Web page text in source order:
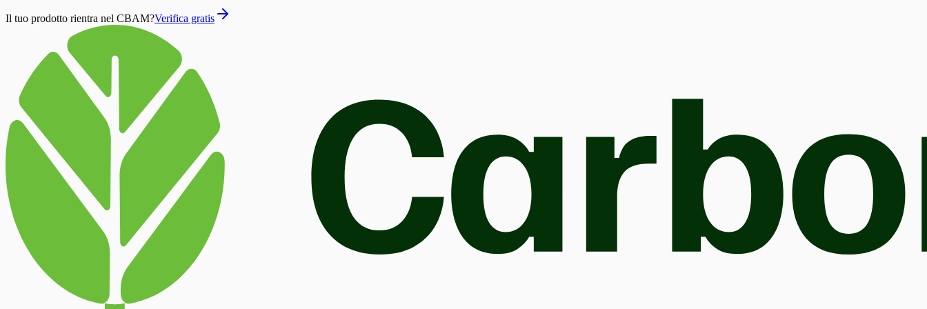
Il tuo prodotto rientra nel CBAM?Verifica gratis